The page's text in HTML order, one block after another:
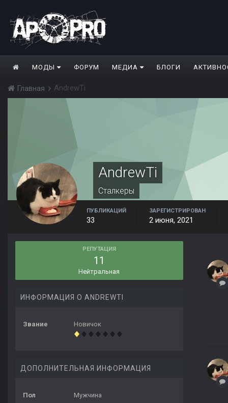
МОДЫ ФОРУМ МЕДИА БЛОГИ
Главная AndrewTi
AndrewTi
Сталкеры
ПУБЛИКАЦИЙ
33
ЗАРЕГИСТРИРОВАН
2 июня, 2021
РЕПУТАЦИЯ
11
Нейтральная
ИНФОРМАЦИЯ О ANDREWTI
Звание Новичок
ДОПОЛНИТЕЛЬНАЯ ИНФОРМАЦИЯ
Пол Мужчина